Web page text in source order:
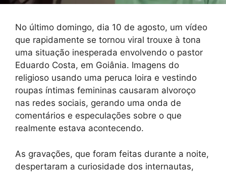
No último domingo, dia 10 de agosto, um vídeo
que rapidamente se tornou viral trouxe à tona
uma situação inesperada envolvendo o pastor
Eduardo Costa, em Goiânia. Imagens do
religioso usando uma peruca loira e vestindo
roupas íntimas femininas causaram alvoroço
nas redes sociais, gerando uma onda de
comentários e especulações sobre o que
realmente estava acontecendo.
As gravações, que foram feitas durante a noite,
despertaram a curiosidade dos internautas,